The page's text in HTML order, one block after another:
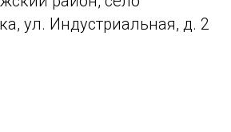
ул. Индустриальная, д. 2